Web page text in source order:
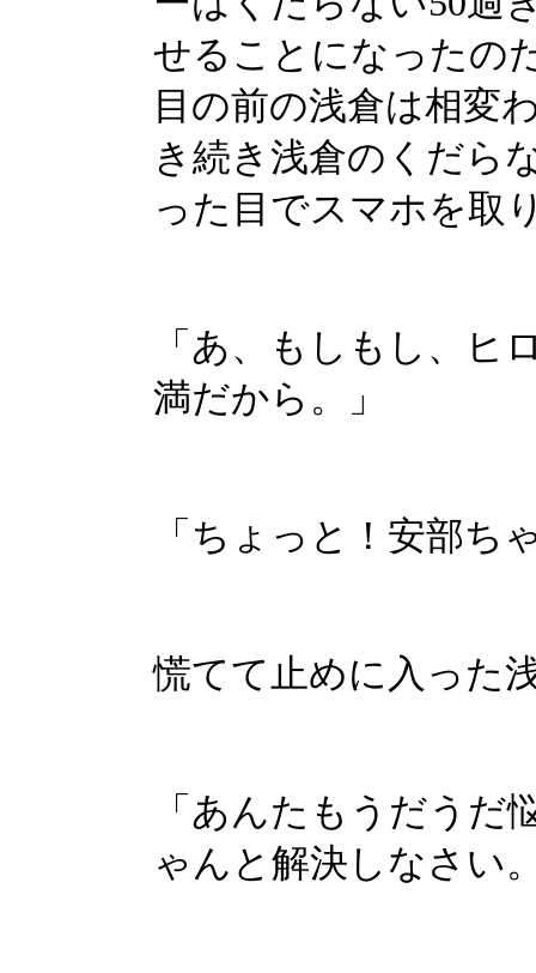
せることになったの
目の前の浅倉は相変
き続き浅倉のくだら
った目でスマホを取
「あ、もしもし、ヒ
満だから。」
「ちょっと！安部ち
慌てて止めに入った
「あんたもうだうだ
ゃんと解決しなさい